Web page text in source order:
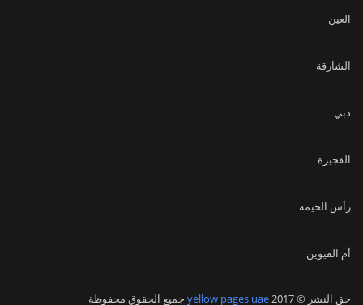
العين
الشارقة
دبي
الفجيرة
رأس الخيمة
أم القيوين
حق النشر © 2017 yellow pages uae جميع الحقوق محفوظة